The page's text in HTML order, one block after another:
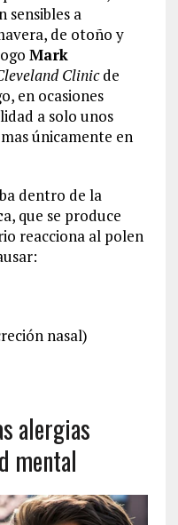
sensibles a
de otoño y
Mark
Clinicde
en ocasiones
a solo unos
únicamente en
dentro de la
a, que se produce
reacciona al polen
nasal)
alergias
mental